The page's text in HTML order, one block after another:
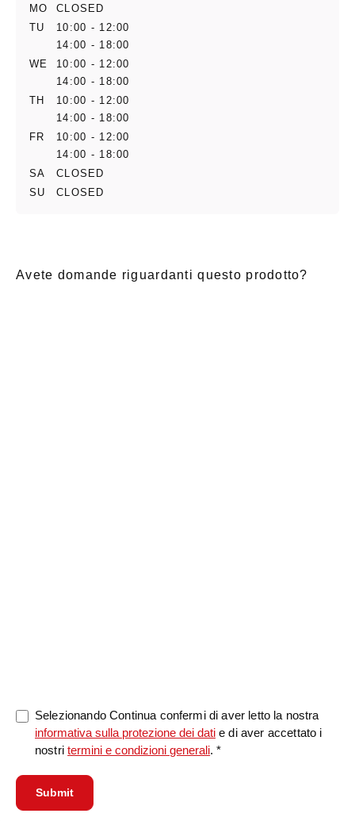
MO
CLOSED
TU
10:00 - 12:00
14:00 - 18:00
WE
10:00 - 12:00
14:00 - 18:00
TH
10:00 - 12:00
14:00 - 18:00
FR
10:00 - 12:00
14:00 - 18:00
SA
CLOSED
SU
CLOSED
Avete domande riguardanti questo prodotto?
Selezionando Continua confermi di aver letto la nostra
informativa sulla protezione dei dati e di aver accettato i
nostritermini e condizioni generali. *
Submit